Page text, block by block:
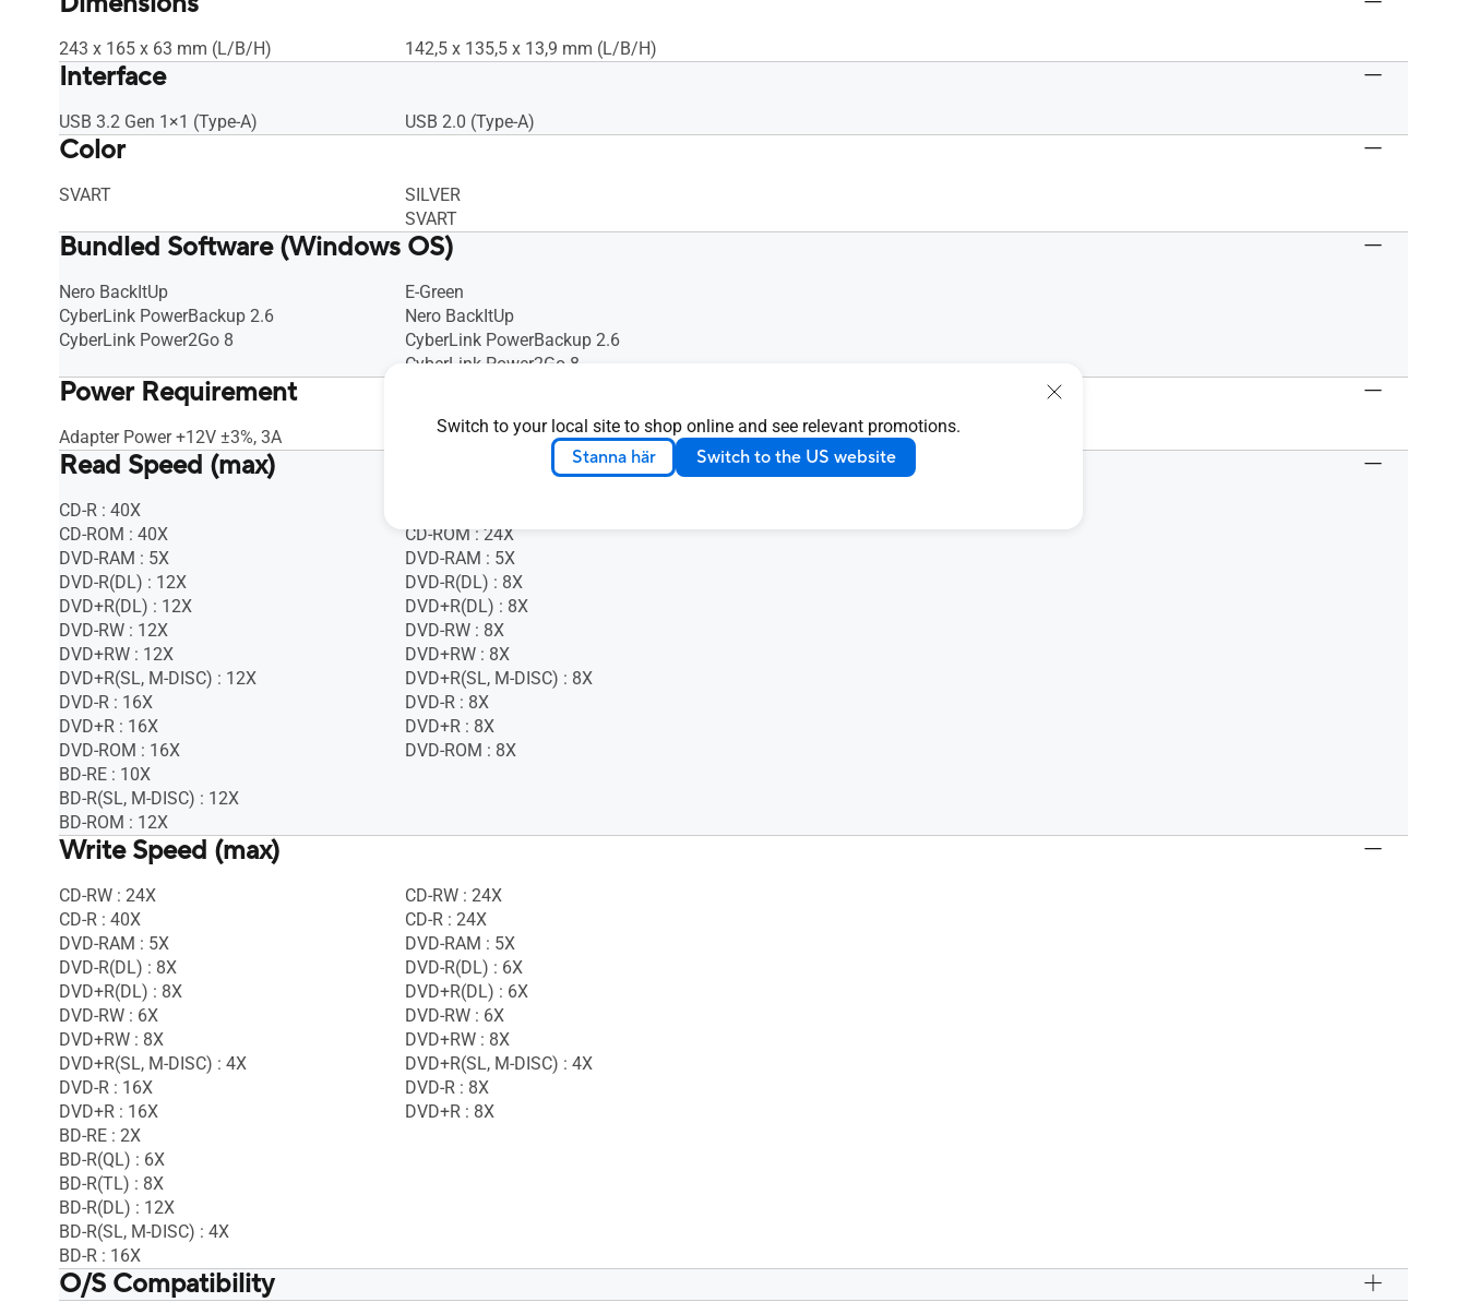
Switch to your local site to shop online and see relevant promotions.
Stanna här Switch to the US website
243 x 165 x 63 mm (L/B/H) 142,5 x 135,5 x 13,9 mm (L/B/H)
Interface
USB 3.2 Gen 1×1 (Type-A) USB 2.0 (Type-A)
Color
SVART
SILVER
SVART
Bundled Software (Windows OS)
Nero BackItUp
CyberLink PowerBackup 2.6
CyberLink Power2Go 8
E-Green
Nero BackItUp
CyberLink PowerBackup 2.6
CyberLink Power2Go 8
Power Requirement
Adapter Power +12V ±3%, 3A USB-ström +5 ± 5 %
Read Speed (max)
CD-R : 40X
CD-ROM : 40X
DVD-RAM : 5X
DVD-R(DL) : 12X
DVD+R(DL) : 12X
DVD-RW : 12X
DVD+RW : 12X
DVD+R(SL, M-DISC) : 12X
DVD-R : 16X
DVD+R : 16X
DVD-ROM : 16X
BD-RE : 10X
BD-R(SL, M-DISC) : 12X
BD-ROM : 12X
CD-ROM : 24X
DVD-RAM : 5X
DVD-R(DL) : 8X
DVD+R(DL) : 8X
DVD-RW : 8X
DVD+RW : 8X
DVD+R(SL, M-DISC) : 8X
DVD-R : 8X
DVD+R : 8X
DVD-ROM : 8X
Write Speed (max)
CD-RW : 24X
CD-R : 40X
DVD-RAM : 5X
DVD-R(DL) : 8X
DVD+R(DL) : 8X
DVD-RW : 6X
DVD+RW : 8X
DVD+R(SL, M-DISC) : 4X
DVD-R : 16X
DVD+R : 16X
BD-RE : 2X
BD-R(QL) : 6X
BD-R(TL) : 8X
BD-R(DL) : 12X
BD-R(SL, M-DISC) : 4X
BD-R : 16X
CD-RW : 24X
CD-R : 24X
DVD-RAM : 5X
DVD-R(DL) : 6X
DVD+R(DL) : 6X
DVD-RW : 6X
DVD+RW : 8X
DVD+R(SL, M-DISC) : 4X
DVD-R : 8X
DVD+R : 8X
O/S Compatibility